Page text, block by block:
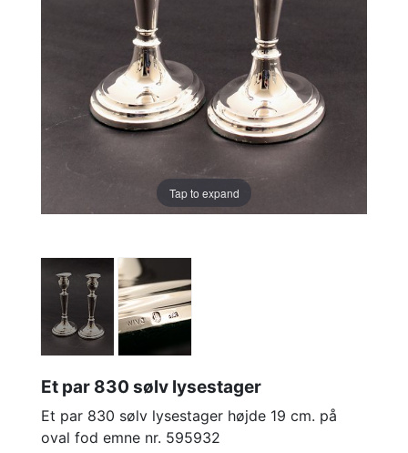
Tap to expand
Et par 830 sølv lysestager
Et par 830 sølv lysestager højde 19 cm. på
oval fod emne nr. 595932